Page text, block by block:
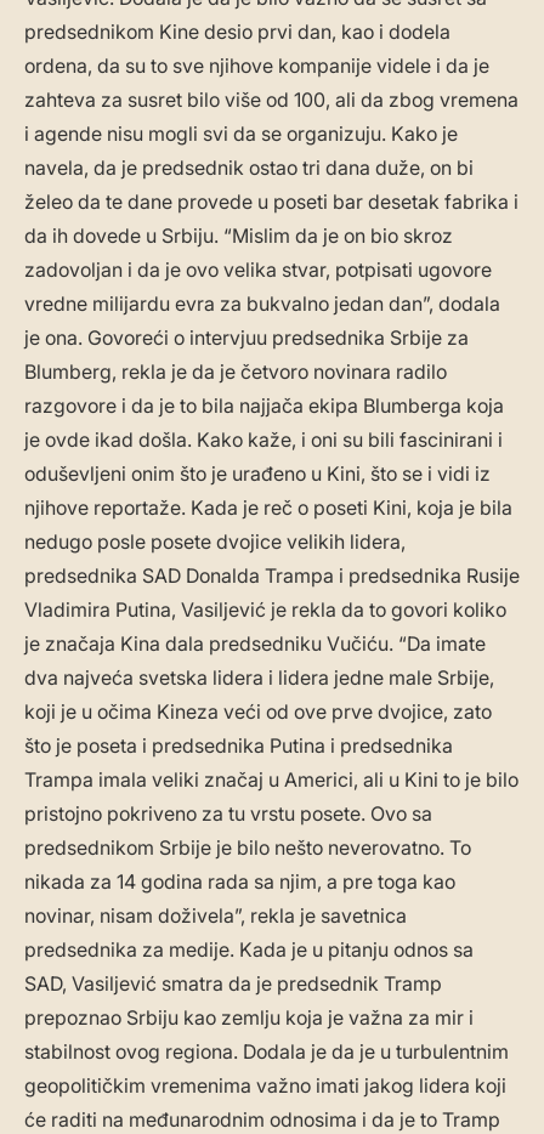
predsednikom Kine desio prvi dan, kao i dodela
ordena, da su to sve njihove kompanije videle i da je
zahteva za susret bilo više od 100, ali da zbog vremena
i agende nisu mogli svi da se organizuju. Kako je
navela, da je predsednik ostao tri dana duže, on bi
želeo da te dane provede u poseti bar desetak fabrika i
da ih dovede u Srbiju. “Mislim da je on bio skroz
zadovoljan i da je ovo velika stvar, potpisati ugovore
vredne milijardu evra za bukvalno jedan dan”, dodala
je ona. Govoreći o intervjuu predsednika Srbije za
Blumberg, rekla je da je četvoro novinara radilo
razgovore i da je to bila najjača ekipa Blumberga koja
je ovde ikad došla. Kako kaže, i oni su bili fascinirani i
oduševljeni onim što je urađeno u Kini, što se i vidi iz
njihove reportaže. Kada je reč o poseti Kini, koja je bila
nedugo posle posete dvojice velikih lidera,
predsednika SAD Donalda Trampa i predsednika Rusije
Vladimira Putina, Vasiljević je rekla da to govori koliko
je značaja Kina dala predsedniku Vučiću. “Da imate
dva najveća svetska lidera i lidera jedne male Srbije,
koji je u očima Kineza veći od ove prve dvojice, zato
što je poseta i predsednika Putina i predsednika
Trampa imala veliki značaj u Americi, ali u Kini to je bilo
pristojno pokriveno za tu vrstu posete. Ovo sa
predsednikom Srbije je bilo nešto neverovatno. To
nikada za 14 godina rada sa njim, a pre toga kao
novinar, nisam doživela”, rekla je savetnica
predsednika za medije. Kada je u pitanju odnos sa
SAD, Vasiljević smatra da je predsednik Tramp
prepoznao Srbiju kao zemlju koja je važna za mir i
stabilnost ovog regiona. Dodala je da je u turbulentnim
geopolitičkim vremenima važno imati jakog lidera koji
će raditi na međunarodnim odnosima i da je to Tramp